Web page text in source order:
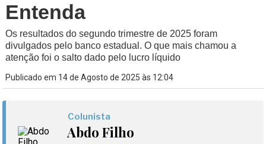
Entenda
Os resultados do segundo trimestre de 2025 foram
divulgados pelo banco estadual. O que mais chamou a
atenção foi o salto dado pelo lucro líquido
Publicado em 14 de Agosto de 2025 às 12:04
Colunista
Abdo Filho